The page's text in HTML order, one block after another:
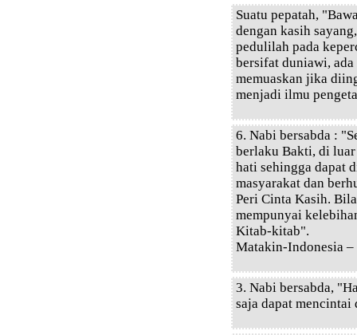
Suatu pepatah,
dengan kasih
pedulilah pada
bersifat duniawi, ada
memuaskan jika
menjadi ilmu
6. Nabi bersabda :
berlaku Bakti, di
hati sehingga dapat
masyarakat dan
Peri Cinta Kasih.
mempunyai
Kitab-kitab".
Matakin-Indonesia
3. Nabi bersabda,
saja dapat mencintai